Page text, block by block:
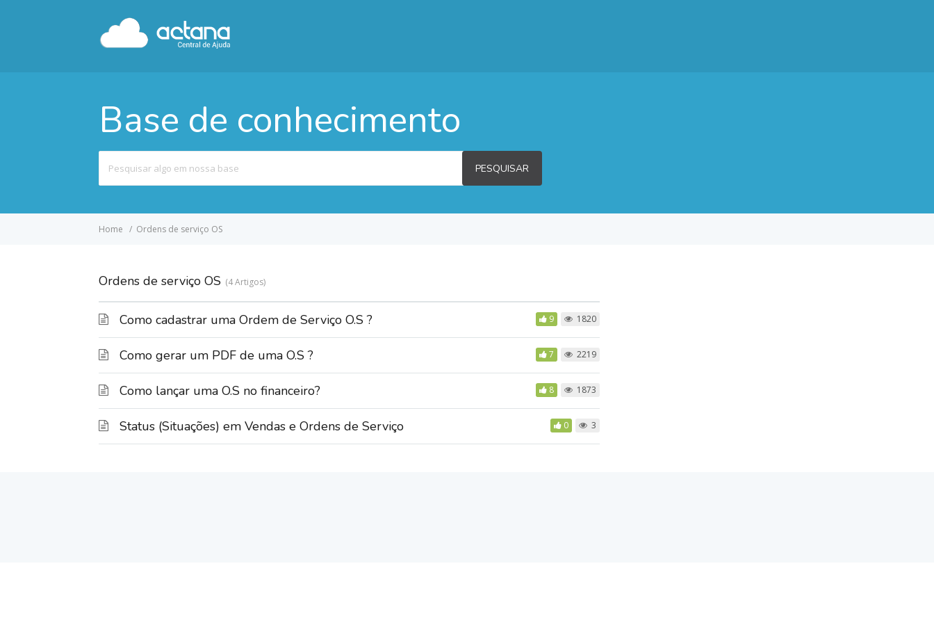
Base de conhecimento
por
PESQUISAR
Home Ordens de serviço OS
Ordens de serviço OS 4 Artigos
Como cadastrar uma Ordem de Serviço O.S ? 9 1820
Como gerar um PDF de uma O.S ? 7 2219
Como lançar uma O.S no financeiro? 8 1873
Status (Situações) em Vendas e Ordens de Serviço 0 3